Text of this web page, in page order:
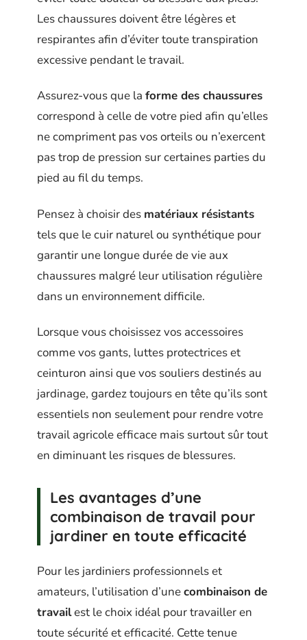
Les chaussures doivent être légères et
respirantes afin d’éviter toute transpiration
excessive pendant le travail.
Assurez-vous que la forme des chaussures
correspond à celle de votre pied afin qu’elles
ne compriment pas vos orteils ou n’exercent
pas trop de pression sur certaines parties du
pied au fil du temps.
Pensez à choisir des matériaux résistants
tels que le cuir naturel ou synthétique pour
garantir une longue durée de vie aux
chaussures malgré leur utilisation régulière
dans un environnement difficile.
Lorsque vous choisissez vos accessoires
comme vos gants, luttes protectrices et
ceinturon ainsi que vos souliers destinés au
jardinage, gardez toujours en tête qu’ils sont
essentiels non seulement pour rendre votre
travail agricole efficace mais surtout sûr tout
en diminuant les risques de blessures.
Les avantages d’une
combinaison de travail pour
jardiner en toute efficacité
Pour les jardiniers professionnels et
amateurs, l’utilisation d’unecombinaison de
travailest le choix idéal pour travailler en
toute sécurité et efficacité. Cette tenue